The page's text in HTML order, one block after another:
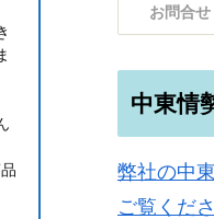
お問合せ
中東情
弊社の中
ご覧くだ